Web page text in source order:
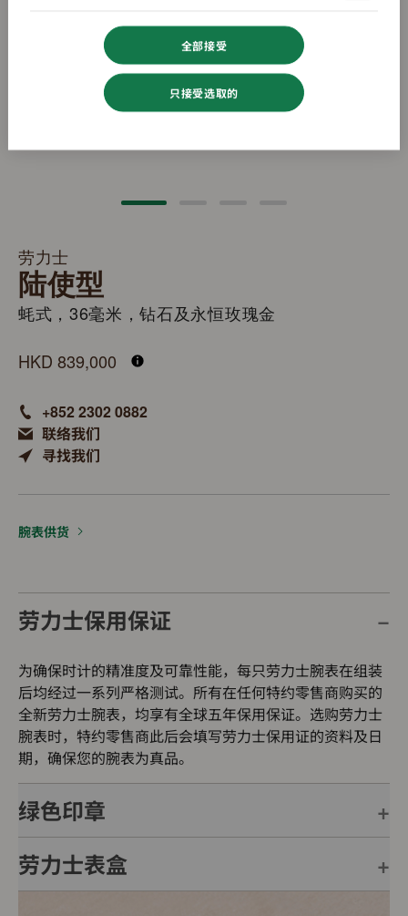
劳力士
陆使型
蚝式，36毫米，钻石及永恒玫瑰金
HKD 839,000
+852 2302 0882
联络我们
寻找我们
腕表供货
劳力士保用保证
为确保时计的精准度及可靠性能，每只劳力士腕表在组装
后均经过一系列严格测试。所有在任何特约零售商购买的
全新劳力士腕表，均享有全球五年保用保证。选购劳力士
腕表时，特约零售商此后会填写劳力士保用证的资料及日
期，确保您的腕表为真品。
绿色印章
每只劳力士腕表均附有全球五年保用保证，并附上绿色印
劳力士表盒
全部接受
只接受选取的